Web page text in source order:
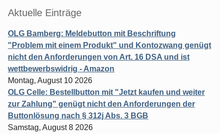
Aktuelle Einträge
OLG Bamberg: Meldebutton mit Beschriftung
"Problem mit einem Produkt" und Kontozwang genügt
nicht den Anforderungen von Art. 16 DSA und ist
wettbewerbswidrig - Amazon
Montag, August 10 2026
OLG Celle: Bestellbutton mit "Jetzt kaufen und weiter
zur Zahlung" genügt nicht den Anforderungen der
Buttonlösung nach § 312j Abs. 3 BGB
Samstag, August 8 2026